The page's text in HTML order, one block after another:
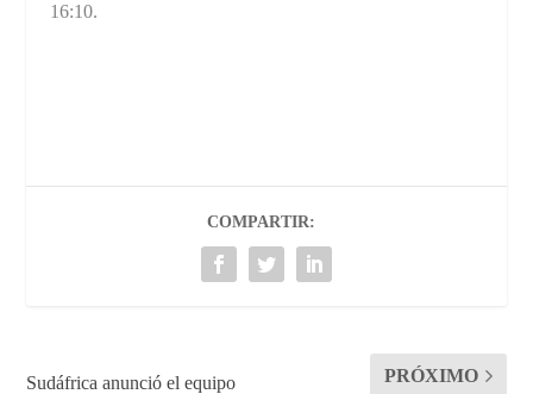
16:10.
COMPARTIR:
Sudáfrica anunció el equipo PRÓXIMO